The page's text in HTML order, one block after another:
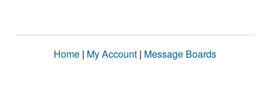
Home | My Account | Message Boards